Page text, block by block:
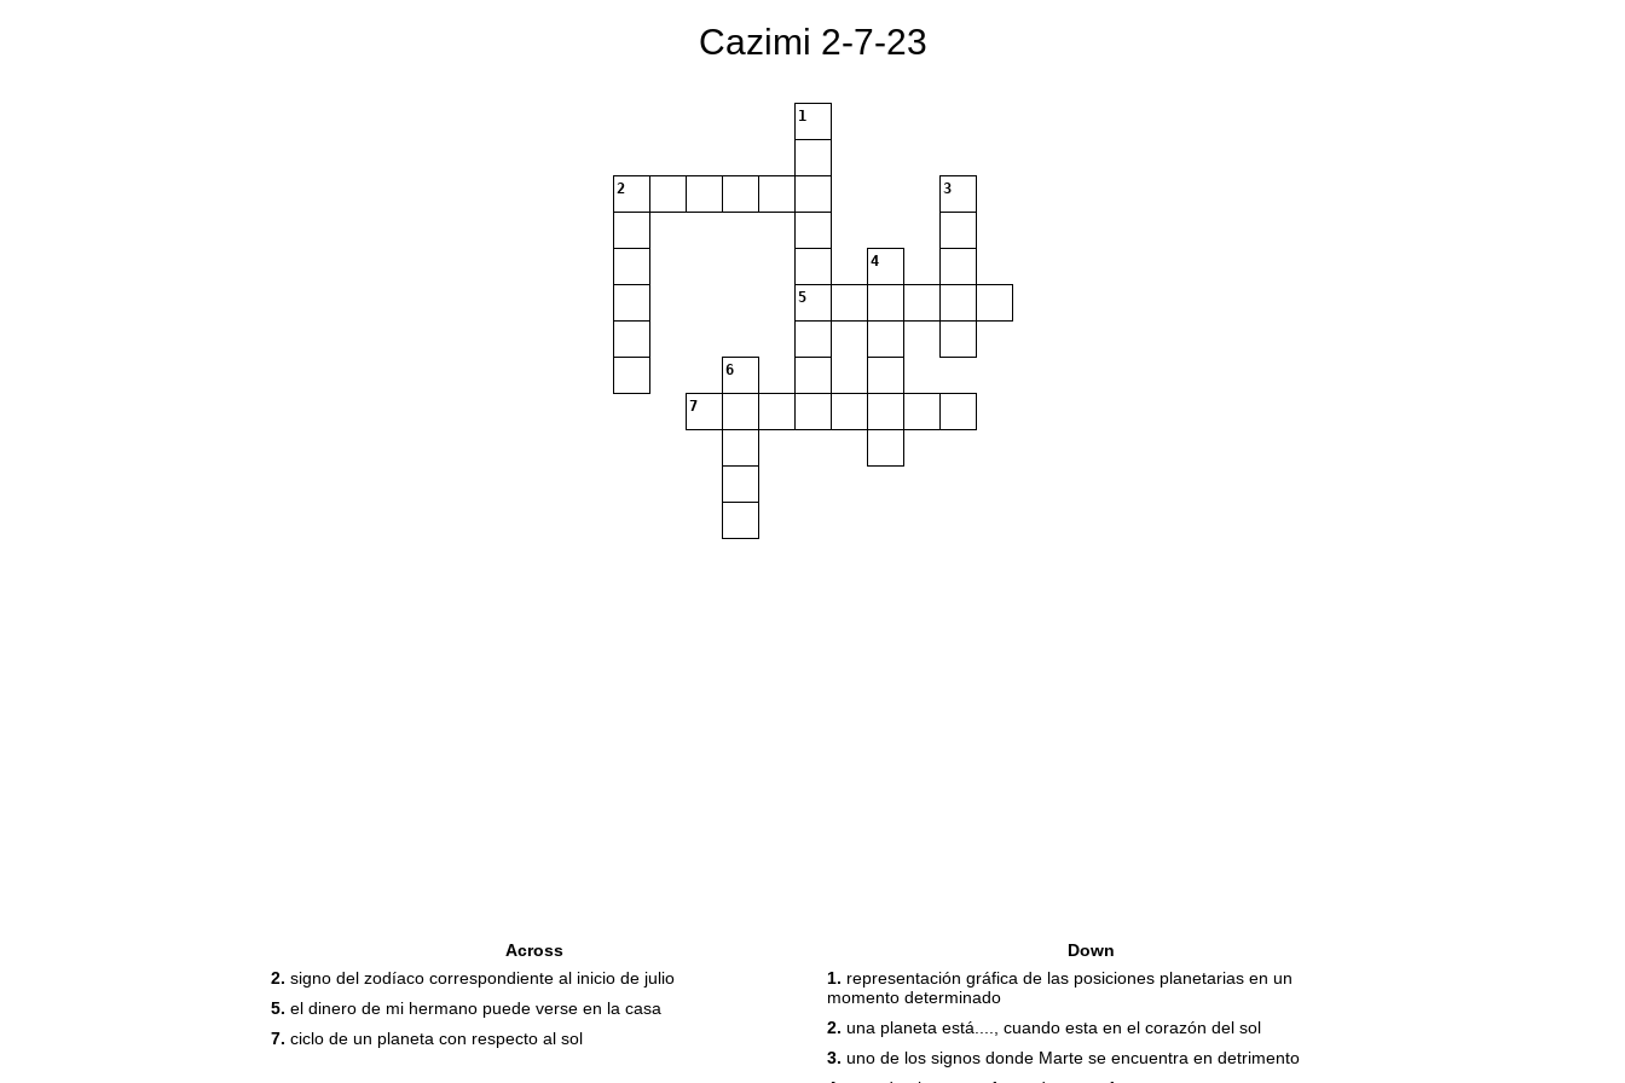
Cazimi 2-7-23
1
2 3
4
5
6
7
Across
2. signo del zodíaco correspondiente al inicio de julio
5. el dinero de mi hermano puede verse en la casa
7. ciclo de un planeta con respecto al sol
Down
1. representación gráfica de las posiciones planetarias en un
momento determinado
2. una planeta está...., cuando esta en el corazón del sol
3. uno de los signos donde Marte se encuentra en detrimento